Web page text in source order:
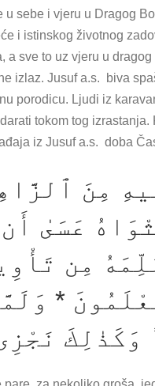
u sebe i vjeru u Dragog
i istinskog životnog
a sve to uz vjeru u
izlaz. Jusuf a.s. biva
porodicu. Ljudi iz
tokom tog
iz Jusuf a.s. doba
مِنَ
عَسَىٰ
مِن
*